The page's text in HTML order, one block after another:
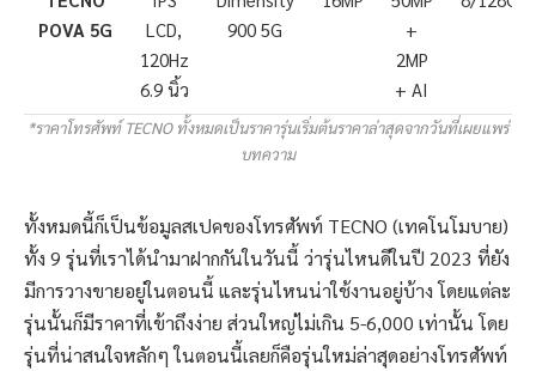
POVA 5G
LCD,
120Hz
6.9 นิ้ว
900 5G
+
2MP
+ AI
*ราคาโทรศัพท์ TECNO ทั้งหมดเป็นราคารุ่นเริ่มต้นราคาล่าสุดจากวันที่เผยแพร่
บทความ
ทั้งหมดนี้ก็เป็นข้อมูลสเปคของโทรศัพท์ TECNO (เทคโนโมบาย)
ทั้ง 9 รุ่นที่เราได้นำมาฝากกันในวันนี้ ว่ารุ่นไหนดีในปี 2023 ที่ยัง
มีการวางขายอยู่ในตอนนี้ และรุ่นไหนน่าใช้งานอยู่บ้าง โดยแต่ละ
รุ่นนั้นก็มีราคาที่เข้าถึงง่าย ส่วนใหญ่ไม่เกิน 5-6,000 เท่านั้น โดย
รุ่นที่น่าสนใจหลักๆ ในตอนนี้เลยก็คือรุ่นใหม่ล่าสุดอย่างโทรศัพท์